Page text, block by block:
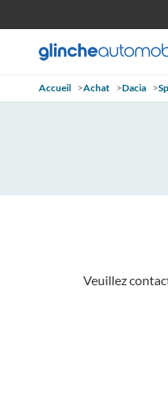
Accueil >Achat >Dacia >
Veuillez